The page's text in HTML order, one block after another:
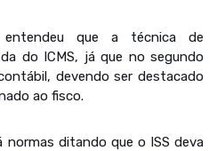
que a técnica de
do ICMS, já que no segundo
devendo ser destacado
ao fisco.
normas ditando que o ISS deva